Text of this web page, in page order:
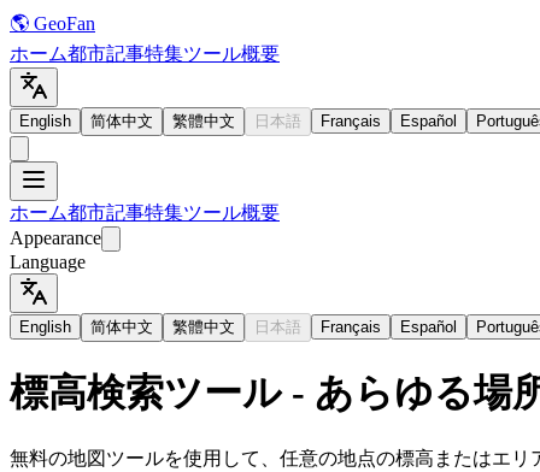
🌎 GeoFan
ホーム都市記事特集ツール概要
English 简体中文 繁體中文 日本語 Français Español
ホーム都市記事特集ツール概要
Appearance
Language
English 简体中文 繁體中文 日本語 Français Español
標高検索ツール - あらゆる場
無料の地図ツールを使用して、任意の地点の標高またはエ